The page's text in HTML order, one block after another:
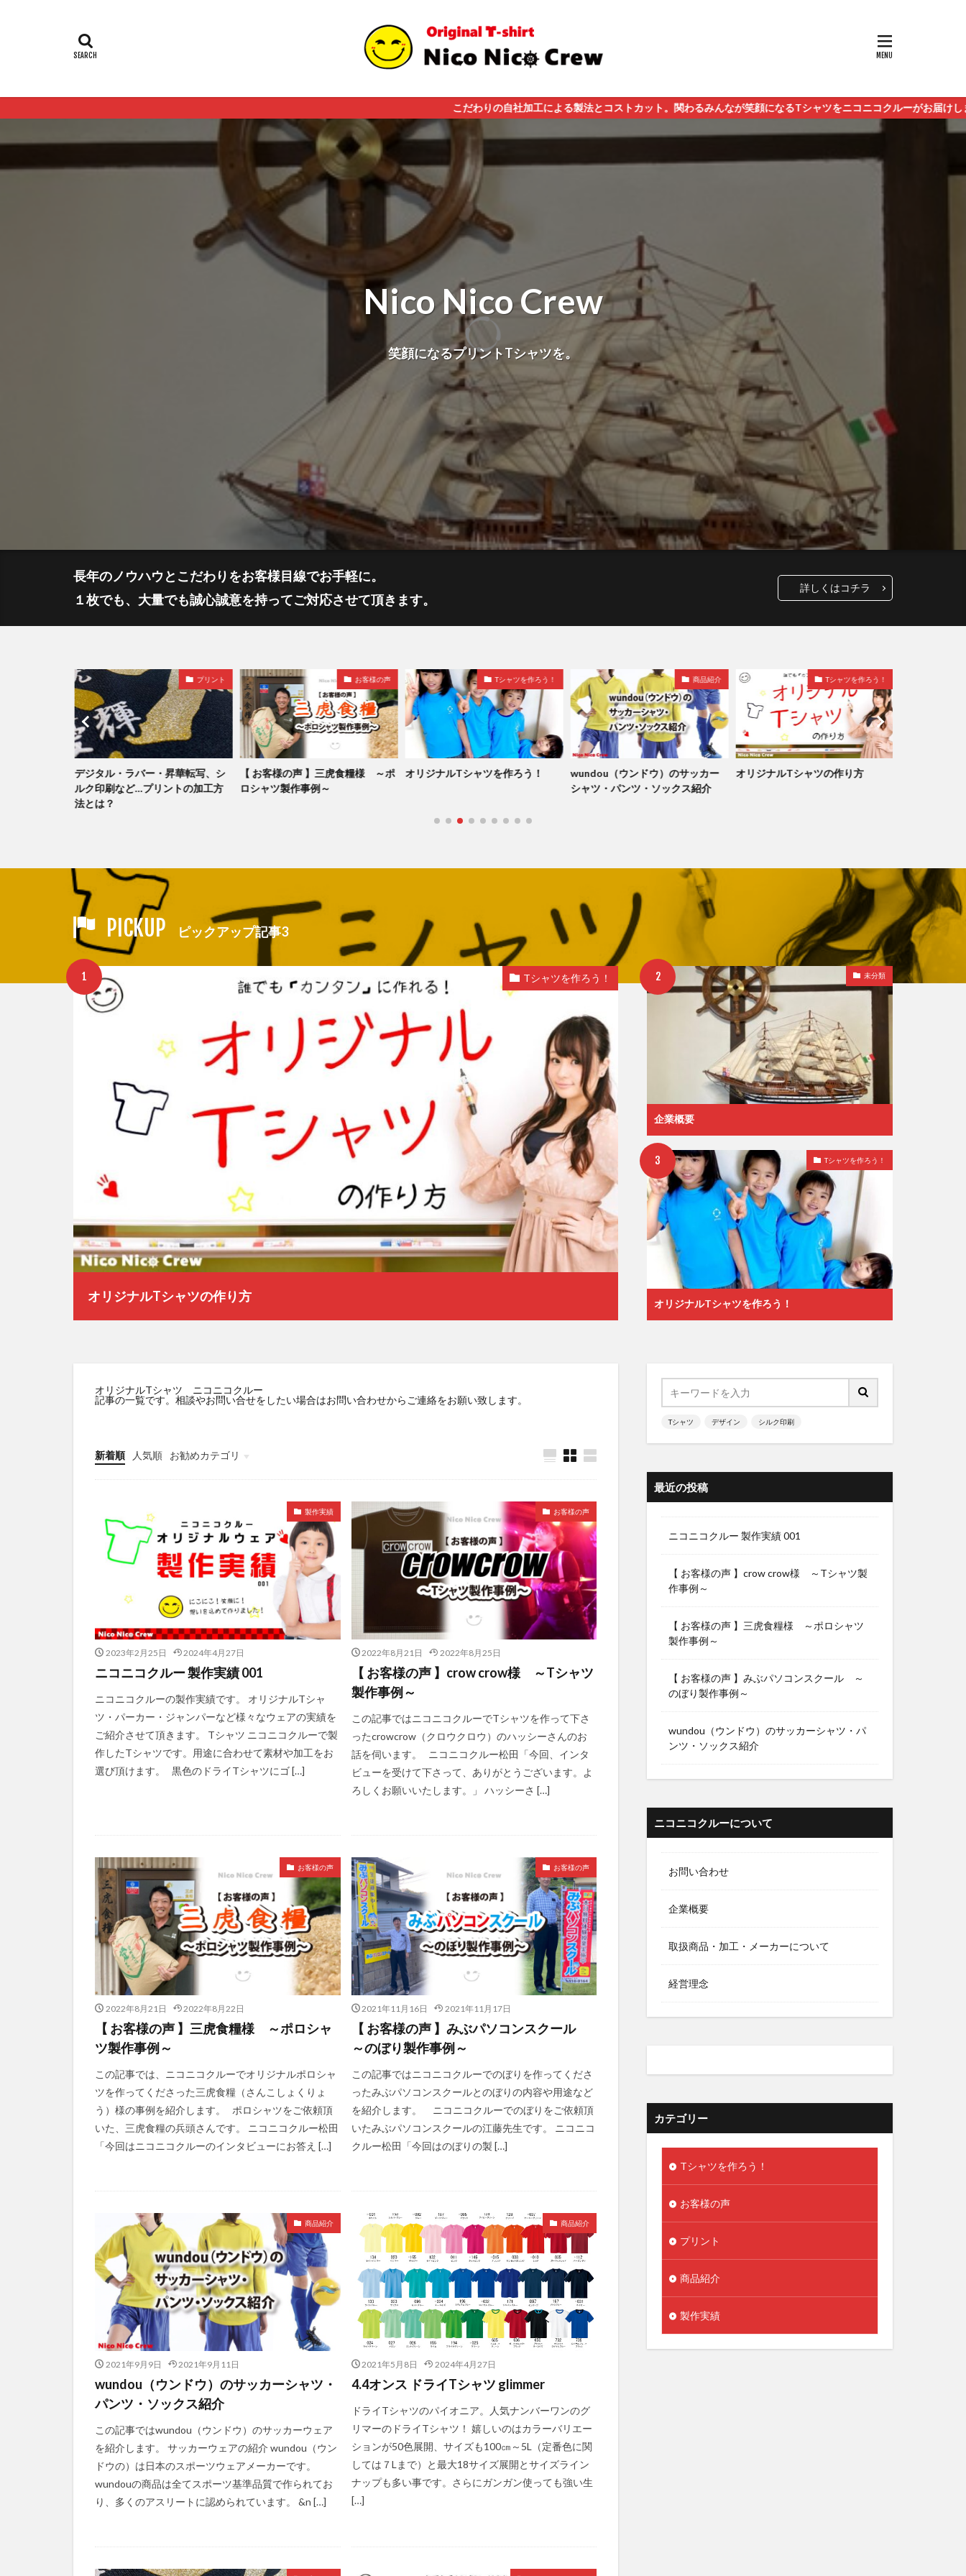
こだわりの自社加工による製法とコストカット。関わるみんなが笑顔になるTシャツをニコニコクルーがお届けします。
Nico Nico Crew
笑顔になるプリントTシャツを。
長年のノウハウとこだわりをお客様目線でお手軽に。
１枚でも、大量でも誠心誠意を持ってご対応させて頂きます。
詳しくはコチラ
プリント
デジタル・ラバー・昇華転写、シ
ルク印刷など…プリントの加工方
法とは？
お客様の声
【 お客様の声 】三虎食糧様 ～ポ
ロシャツ製作事例～
Tシャツを作ろう！
オリジナルTシャツを作ろう！
商品紹介
wundou（ウンドウ）のサッカー
シャツ・パンツ・ソックス紹介
Tシャツを作ろう！
オリジナルTシャツの作り方
PICKUP ピックアップ記事3
Tシャツを作ろう！
オリジナルTシャツの作り方
未分類
企業概要
Tシャツを作ろう！
オリジナルTシャツを作ろう！
オリジナルTシャツ ニコニコクルー
記事の一覧です。相談やお問い合せをしたい場合はお問い合わせからご連絡をお願い致します。
新着順 人気順
お勧めカテゴリ
未分類
製作実績
2023年2月25日 2024年4月27日
ニコニコクルー 製作実績 001
ニコニコクルーの製作実績です。 オリジナルTシャ
ツ・パーカー・ジャンパーなど様々なウェアの実績を
ご紹介させて頂きます。 Tシャツ ニコニコクルーで製
作したTシャツです。用途に合わせて素材や加工をお
選び頂けます。 黒色のドライTシャツにゴ […]
お客様の声
2022年8月21日 2022年8月25日
【 お客様の声 】crow crow様 ～Tシャツ
製作事例～
この記事ではニコニコクルーでTシャツを作って下さ
ったcrowcrow（クロウクロウ）のハッシーさんのお
話を伺います。 ニコニコクルー松田「今回、インタ
ビューを受けて下さって、ありがとうございます。よ
ろしくお願いいたします。」 ハッシーさ […]
お客様の声
2022年8月21日 2022年8月22日
【 お客様の声 】三虎食糧様 ～ポロシャ
ツ製作事例～
この記事では、ニコニコクルーでオリジナルポロシャ
ツを作ってくださった三虎食糧（さんこしょくりょ
う）様の事例を紹介します。 ポロシャツをご依頼頂
いた、三虎食糧の兵頭さんです。 ニコニコクルー松田
「今回はニコニコクルーのインタビューにお答え […]
お客様の声
2021年11月16日 2021年11月17日
【 お客様の声 】みぶパソコンスクール
～のぼり製作事例～
この記事ではニコニコクルーでのぼりを作ってくださ
ったみぶパソコンスクールとのぼりの内容や用途など
を紹介します。 ニコニコクルーでのぼりをご依頼頂
いたみぶパソコンスクールの江藤先生です。 ニコニコ
クルー松田「今回はのぼりの製 […]
商品紹介
2021年9月9日 2021年9月11日
wundou（ウンドウ）のサッカーシャツ・
パンツ・ソックス紹介
この記事ではwundou（ウンドウ）のサッカーウェア
を紹介します。 サッカーウェアの紹介 wundou（ウン
ドウの）は日本のスポーツウェアメーカーです。
wundouの商品は全てスポーツ基準品質で作られてお
り、多くのアスリートに認められています。 &n […]
商品紹介
2021年5月8日 2024年4月27日
4.4オンス ドライTシャツ glimmer
ドライTシャツのパイオニア。人気ナンバーワンのグ
リマーのドライTシャツ！ 嬉しいのはカラーバリエー
ションが50色展開、サイズも100㎝～5L（定番色に関
しては７Lまで）と最大18サイズ展開とサイズライン
ナップも多い事です。さらにガンガン使っても強い生
[…]
Tシャツ デザイン シルク印刷
最近の投稿
ニコニコクルー 製作実績 001
【 お客様の声 】crow crow様 ～Tシャツ製
作事例～
【 お客様の声 】三虎食糧様 ～ポロシャツ
製作事例～
【 お客様の声 】みぶパソコンスクール ～
のぼり製作事例～
wundou（ウンドウ）のサッカーシャツ・パ
ンツ・ソックス紹介
ニコニコクルーについて
お問い合わせ
企業概要
取扱商品・加工・メーカーについて
経営理念
カテゴリー
Tシャツを作ろう！
お客様の声
プリント
商品紹介
製作実績